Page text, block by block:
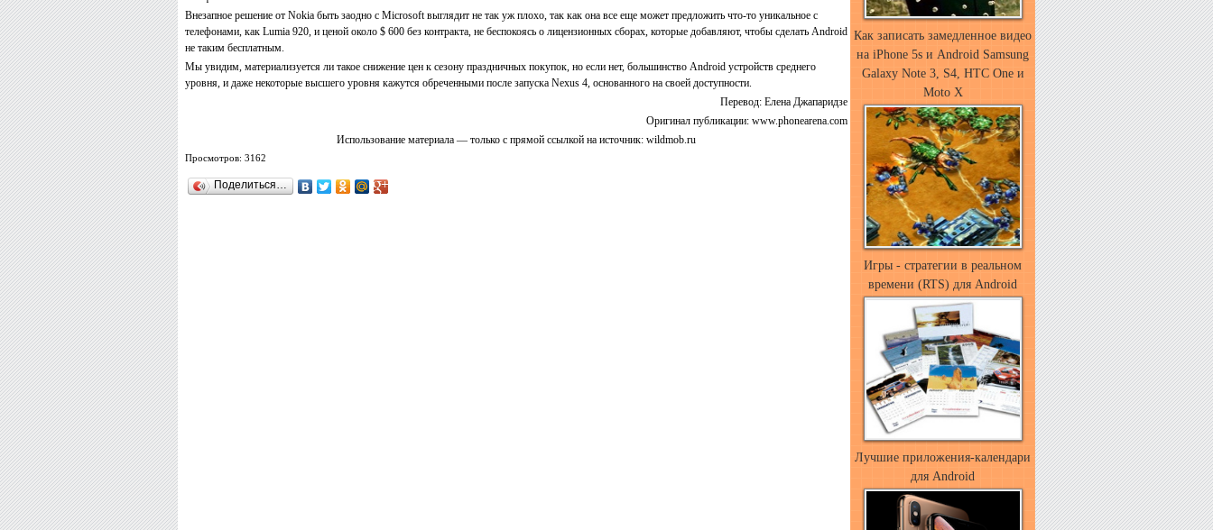
Внезапное решение от Nokia быть заодно с Microsoft выглядит не так уж плохо, так как она все еще может предложить что-то уникальное с
телефонами, как Lumia 920, и ценой около $ 600 без контракта, не беспокоясь о лицензионных сборах, которые добавляют, чтобы сделать Android
не таким бесплатным.
Мы увидим, материализуется ли такое снижение цен к сезону праздничных покупок, но если нет, большинство Android устройств среднего
уровня, и даже некоторые высшего уровня кажутся обреченными после запуска Nexus 4, основанного на своей доступности.
Перевод: Елена Джапаридзе
Оригинал публикации: www.phonearena.com
Использование материала — только с прямой ссылкой на источник: wildmob.ru
Просмотров: 3162
Поделиться…
Как записать замедленное видео
на iPhone 5s и Android Samsung
Galaxy Note 3, S4, HTC One и
Moto X
Игры - стратегии в реальном
времени (RTS) для Android
Лучшие приложения-календари
для Android